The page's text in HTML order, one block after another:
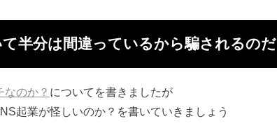
半分は間違っているから騙されるのだ
なのか？ についてを書きましたが
起業が怪しいのか？を書いていきましょう